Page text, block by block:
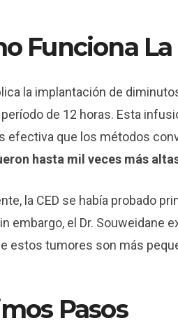
Funciona La
la implantación de
de 12 horas. Esta
efectiva que los métodos
hasta mil veces más
la CED se había probado
embargo, el Dr. Souweidane
estos tumores son más
Pasos